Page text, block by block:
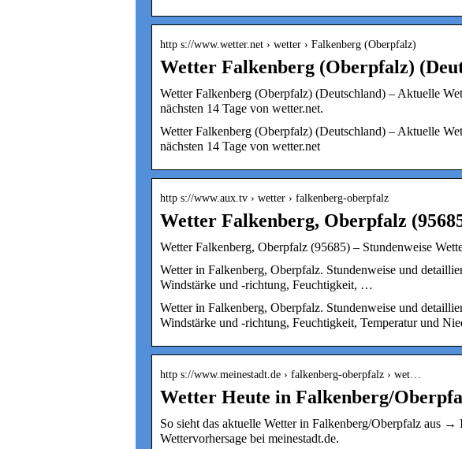
http s://www.wetter.net › wetter › Falkenberg (Oberpfalz)
Wetter Falkenberg (Oberpfalz)
Wetter Falkenberg (Oberpfalz) (Deutschland) – Aktuelle
nächsten 14 Tage von wetter.net.
Wetter Falkenberg (Oberpfalz) (Deutschland) – Aktuelle
nächsten 14 Tage von wetter.net
http s://www.aux.tv › wetter › falkenberg-oberpfalz
Wetter Falkenberg, Oberpfalz
Wetter Falkenberg, Oberpfalz (95685) – Stundenweise
Wetter in Falkenberg, Oberpfalz. Stundenweise und
Windstärke und -richtung, Feuchtigkeit, …
Wetter in Falkenberg, Oberpfalz. Stundenweise und
Windstärke und -richtung, Feuchtigkeit, Temperatur und
http s://www.meinestadt.de › falkenberg-oberpfalz › wet…
Wetter Heute in Falkenberg/
So sieht das aktuelle Wetter in Falkenberg/Oberpfalz aus
Wettervorhersage bei meinestadt.de.